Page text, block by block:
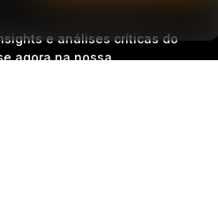
e análises críticas do
agora na nossa